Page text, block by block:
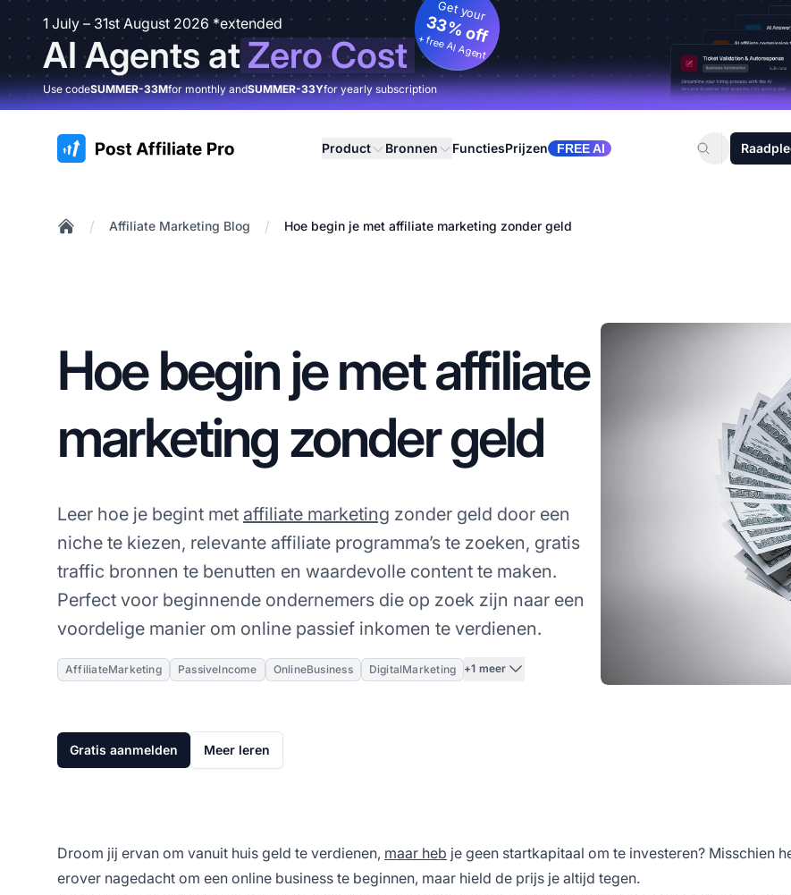
1 July – 31st August 2026 *extended
AI Agents atZero Cost
Get your
33% off
+ free AI Agent
Use codeSUMMER-33Mfor monthly andSUMMER-33Yfor yearly subscription
:site.title Product Bronnen FunctiesPrijzen FREE AI
/ Affiliate Marketing Blog / Hoe begin je met affiliate marketing zonder geld
Hoe begin je met affiliate
marketing zonder geld
Leer hoe je begint met affiliate marketing zonder geld door een
niche te kiezen, relevante affiliate programma’s te zoeken, gratis
traffic bronnen te benutten en waardevolle content te maken.
Perfect voor beginnende ondernemers die op zoek zijn naar een
voordelige manier om online passief inkomen te verdienen.
AffiliateMarketing PassiveIncome OnlineBusiness DigitalMarketing +1 meer
Gratis aanmelden Meer leren
Droom jij ervan om vanuit huis geld te verdienen, maar heb je geen startkapitaal om te investeren? Misschien
erover nagedacht om een online business te beginnen, maar hield de prijs je altijd tegen.